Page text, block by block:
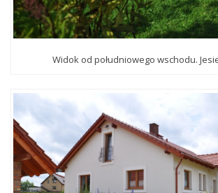
Widok od południowego wschodu.